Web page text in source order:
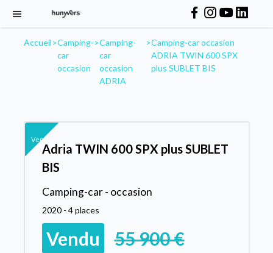
Accueil>Camping-
car
occasion
>Camping-
car
occasion
ADRIA
>Camping-car occasion
ADRIA TWIN 600 SPX
plus SUBLET BIS
Vendu
Adria TWIN 600 SPX plus SUBLET
BIS
Camping-car - occasion
2020 - 4 places
Vendu 55 900 €